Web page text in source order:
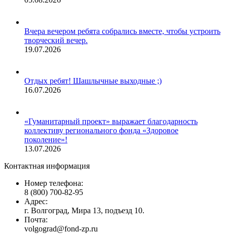
Вчера вечером ребята собрались вместе, чтобы устроить
творческий вечер.
19.07.2026
Отдых ребят! Шашлычные выходные ;)
16.07.2026
«Гуманитарный проект» выражает благодарность
коллективу регионального фонда «Здоровое
поколение»!
13.07.2026
Контактная информация
Номер телефона:
8 (800) 700-82-95
Адрес:
г. Волгоград, Мира 13, подъезд 10.
Почта:
volgograd@fond-zp.ru